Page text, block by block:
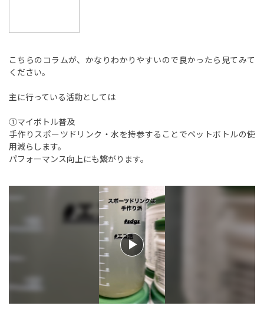
こちらのコラムが、かなりわかりやすいので良かったら見てみて
ください。
主に行っている活動としては
①マイボトル普及
手作りスポーツドリンク・水を持参することでペットボトルの使
用減らします。
パフォーマンス向上にも繋がります。